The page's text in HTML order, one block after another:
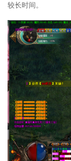
较长时间。